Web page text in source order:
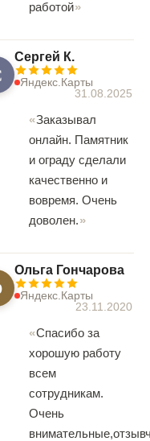
работой
Сергей К.
Яндекс.Карты
31.08.2025
Заказывал
онлайн. Памятник
и ограду сделали
качественно и
вовремя. Очень
доволен.
Ольга Гончарова
Яндекс.Карты
23.11.2020
Спасибо за
хорошую работу
всем
сотрудникам.
Очень